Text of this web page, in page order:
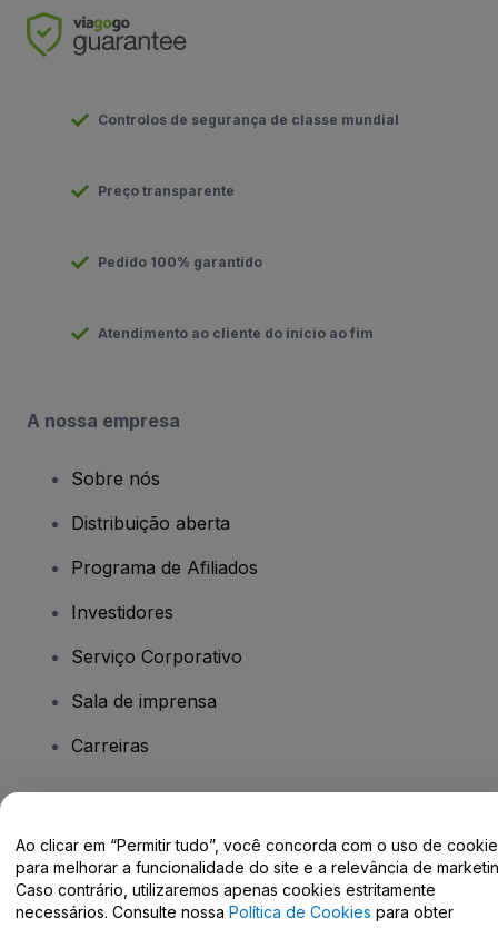
Controlos de segurança de classe mundial
Preço transparente
Pedido 100% garantido
Atendimento ao cliente do início ao fim
A nossa empresa
Sobre nós
Distribuição aberta
Programa de Afiliados
Investidores
Serviço Corporativo
Sala de imprensa
Carreiras
Centro de Ajuda / Fale Conosco
Ao clicar em “Permitir tudo”, você concorda com o uso de
para melhorar a funcionalidade do site e a relevância de
Caso contrário, utilizaremos apenas cookies estritamente
necessários. Consulte nossa Política de Cookies para obter